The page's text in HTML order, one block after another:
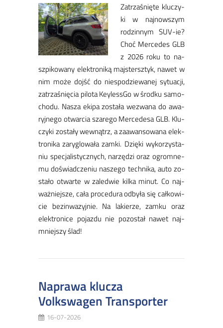
​Za­trza­śnię­te klu­czy­
ki w naj­now­szym
ro­dzin­nym SUV-ie?
Choć Mer­ce­des GLB
z 2026 ro­ku to na­
szpi­ko­wa­ny elek­tro­ni­ką maj­stersz­tyk, na­wet w
nim mo­że dojść do nie­spo­dzie­wa­nej sy­tu­acji,
za­trza­śnię­cia pi­lo­ta Key­les­sGo w środ­ku sa­mo­
cho­du. ​Na­sza eki­pa zo­sta­ła we­zwa­na do awa­
ryj­ne­go otwar­cia sza­re­go Mer­ce­desa GLB. Klu­
czy­ki zo­sta­ły we­wnątrz, a za­awan­so­wa­na elek­
tro­ni­ka za­ry­glo­wa­ła zam­ki. ​Dzię­ki wy­ko­rzy­sta­
niu spe­cja­li­stycz­nych, na­rzę­dzi oraz ogrom­ne­
mu do­świad­cze­niu na­sze­go tech­ni­ka, au­to zo­
sta­ło otwar­te w za­le­d­wie kil­ka mi­nut. Co naj­
waż­niej­sze, ca­ła pro­ce­du­ra od­by­ła się cał­ko­wi­
cie bez­in­wa­zyj­nie. Na la­kie­rze, zam­ku oraz
elek­tro­ni­ce po­jaz­du nie po­zo­stał na­wet naj­
mniej­szy ślad!
Naprawa klucza
Volkswagen Transporter
16-07-2026